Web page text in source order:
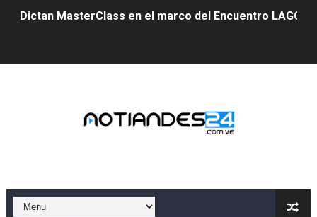
Dictan MasterClass en el marco del Encuentro LAGO
Gobernador Arnaldo Sánchez apadrina a más de 993
Mérida fortalece su reserva deportiva de cara a